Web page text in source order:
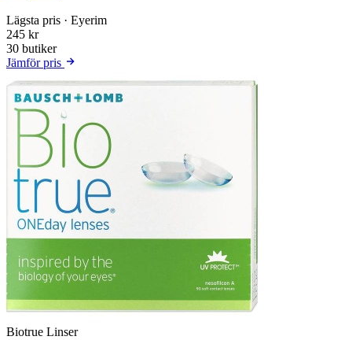
Lägsta pris · Eyerim
245 kr
30 butiker
Jämför pris
Biotrue Linser